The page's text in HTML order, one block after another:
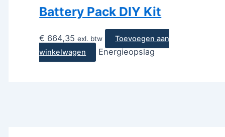
Battery Pack DIY Kit
€ 664,35 exl. btw
Toevoegen aan
winkelwagen
Energieopslag